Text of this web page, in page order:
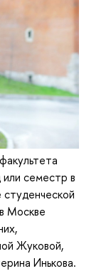
семестр в
Москве
Жуковой,
Инькова.